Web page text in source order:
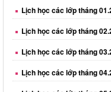
Lịch học các lớp tháng
Lịch học các lớp tháng
Lịch học các lớp tháng
Lịch học các lớp tháng